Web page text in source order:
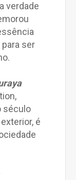
verdade
ser
século
é